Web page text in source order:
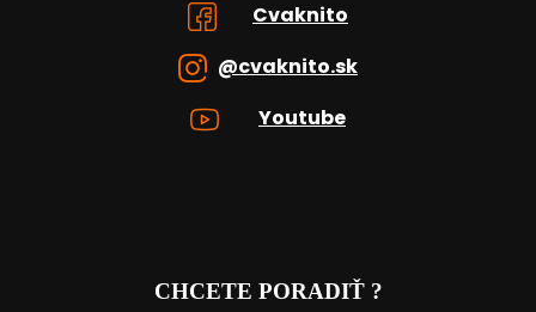
Cvaknito
@cvaknito.sk
Youtube
CHCETE PORADIŤ ?